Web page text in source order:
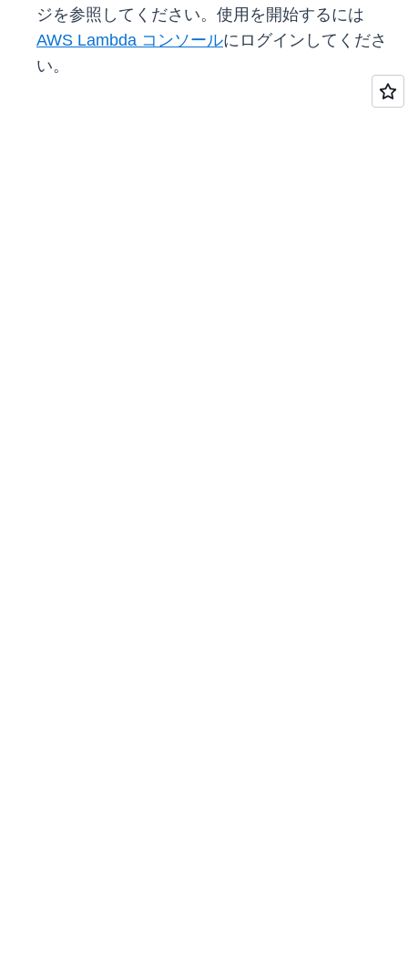
ジを参照してください。使用を開始するには
AWS Lambda コンソールにログインしてくださ
い。